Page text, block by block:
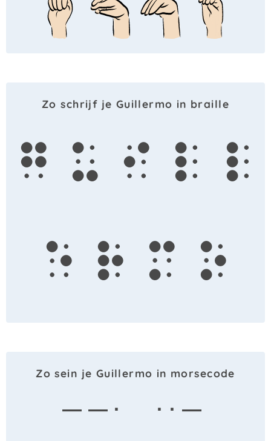
Zo schrijf je Guillermo in braille
g u i l l
e r m o
Zo sein je Guillermo in morsecode
— — ·
· · —